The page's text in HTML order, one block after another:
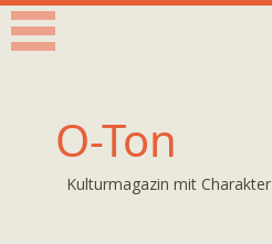
O-Ton
Kulturmagazin mit Charakter